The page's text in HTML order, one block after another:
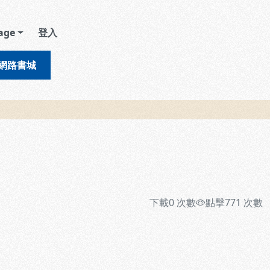
登入
路書城
下載0 次數 點擊771 次數